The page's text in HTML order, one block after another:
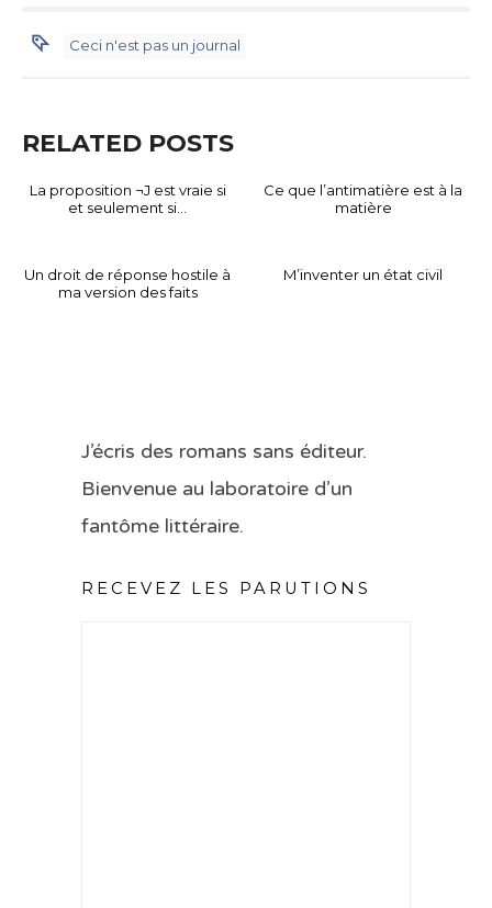
Ceci n'est pas un journal
RELATED POSTS
La proposition ¬J est vraie si
et seulement si…
Ce que l’antimatière est à la
matière
Un droit de réponse hostile à
ma version des faits
M’inventer un état civil
J’écris des romans sans éditeur.
Bienvenue au laboratoire d’un
fantôme littéraire.
RECEVEZ LES PARUTIONS